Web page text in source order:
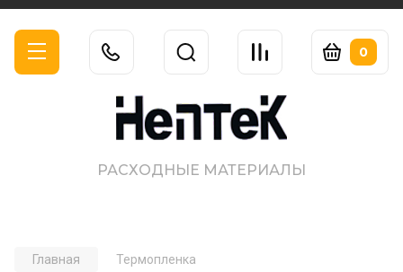
РАСХОДНЫЕ МАТЕРИАЛЫ
0
Главная Термопленка